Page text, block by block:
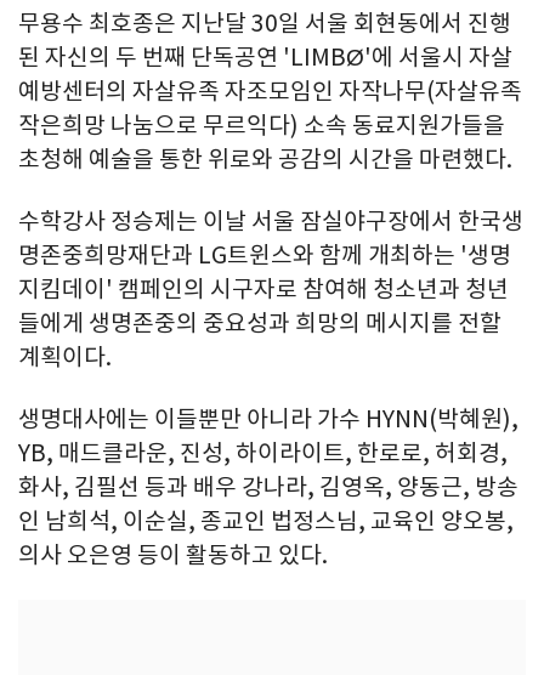
무용수 최호종은 지난달 30일 서울 회현동에서 진행
된 자신의 두 번째 단독공연 'LIMBØ'에 서울시 자살
예방센터의 자살유족 자조모임인 자작나무(자살유족
작은희망 나눔으로 무르익다) 소속 동료지원가들을
초청해 예술을 통한 위로와 공감의 시간을 마련했다.
수학강사 정승제는 이날 서울 잠실야구장에서 한국생
명존중희망재단과 LG트윈스와 함께 개최하는 '생명
지킴데이' 캠페인의 시구자로 참여해 청소년과 청년
들에게 생명존중의 중요성과 희망의 메시지를 전할
계획이다.
생명대사에는 이들뿐만 아니라 가수 HYNN(박혜원),
YB, 매드클라운, 진성, 하이라이트, 한로로, 허회경,
화사, 김필선 등과 배우 강나라, 김영옥, 양동근, 방송
인 남희석, 이순실, 종교인 법정스님, 교육인 양오봉,
의사 오은영 등이 활동하고 있다.